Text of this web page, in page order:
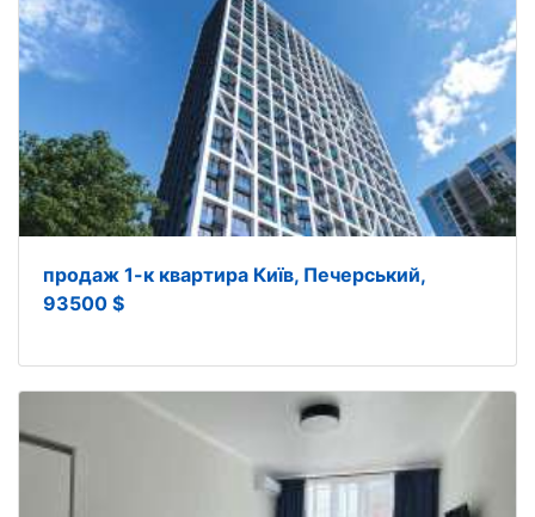
продаж 1-к квартира Київ, Печерський,
93500 $